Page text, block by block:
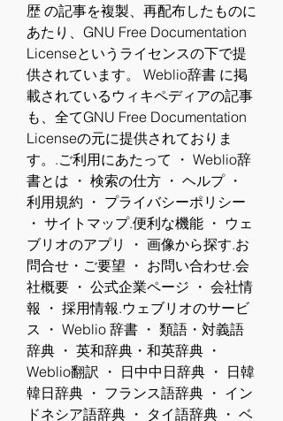
歴 の記事を複製、再配布したものに
あたり、GNU Free Documentation
Licenseというライセンスの下で提
供されています。 Weblio辞書 に掲
載されているウィキペディアの記事
も、全てGNU Free Documentation
Licenseの元に提供されておりま
す。.ご利用にあたって ・ Weblio辞
書とは ・ 検索の仕方 ・ ヘルプ ・
利用規約 ・ プライバシーポリシー
・ サイトマップ.便利な機能 ・ ウェ
ブリオのアプリ ・ 画像から探す.お
問合せ・ご要望 ・ お問い合わせ.会
社概要 ・ 公式企業ページ ・ 会社情
報 ・ 採用情報.ウェブリオのサービ
ス ・ Weblio 辞書 ・ 類語・対義語
辞典 ・ 英和辞典・和英辞典 ・
Weblio翻訳 ・ 日中中日辞典 ・ 日韓
韓日辞典 ・ フランス語辞典 ・ イン
ドネシア語辞典 ・ タイ語辞典 ・ ベ